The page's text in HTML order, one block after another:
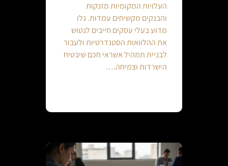
העלויות המקומיות מזנקות
והבנקים מקשיחים עמדות. גלו
מדוע בעלי עסקים חייבים לנטוש
את ההלוואות הסטנדרטיות ולעבור
לבניית תמהיל אשראי חכם שיבטיח
הישרדות וצמיחה.…